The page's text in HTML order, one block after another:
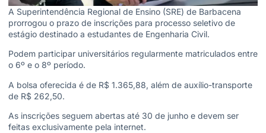
A Superintendência Regional de Ensino (SRE) de Barbacena
prorrogou o prazo de inscrições para processo seletivo de
estágio destinado a estudantes de Engenharia Civil.
Podem participar universitários regularmente matriculados entre
o 6º e o 8º período.
A bolsa oferecida é de R$ 1.365,88, além de auxílio-transporte
de R$ 262,50.
As inscrições seguem abertas até 30 de junho e devem ser
feitas exclusivamente pela internet.